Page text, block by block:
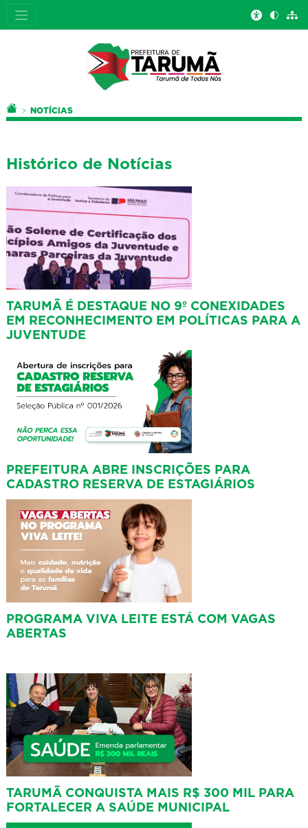
Você está aqui:
PÁGINA INICIAL
NOTÍCIAS
Histórico de Notícias
TARUMÃ É DESTAQUE NO 9º CONEXIDADES
EM RECONHECIMENTO EM POLÍTICAS PARA A
JUVENTUDE
PREFEITURA ABRE INSCRIÇÕES PARA
CADASTRO RESERVA DE ESTAGIÁRIOS
PROGRAMA VIVA LEITE ESTÁ COM VAGAS
ABERTAS
TARUMÃ CONQUISTA MAIS R$ 300 MIL PARA
FORTALECER A SAÚDE MUNICIPAL